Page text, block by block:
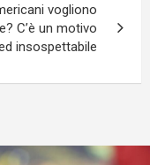
vogliono
C’è un motivo
insospettabile